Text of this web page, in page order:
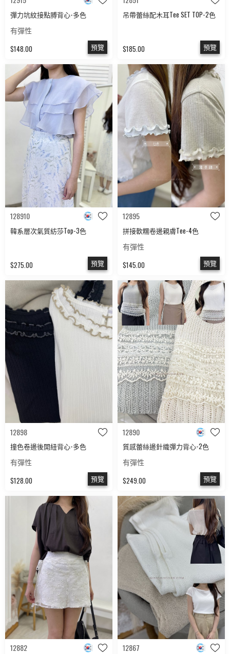
彈力坑紋接點膊背心-多色
有彈性
$148.00 預覽
吊帶蕾絲配木耳Tee SET TOP-2色
$185.00 預覽
128910
韓系層次氣質紡莎Top-3色
$275.00 預覽
12895
拼接軟糯卷邊親膚Tee-4色
有彈性
$145.00 預覽
12898
撞色卷邊後開紐背心-多色
有彈性
$128.00 預覽
12890
質感蕾絲邊針織彈力背心-2色
有彈性
$249.00 預覽
12882 12867